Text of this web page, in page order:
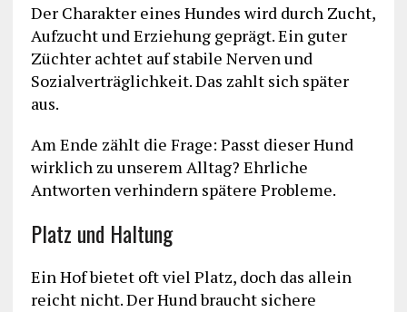
Der Charakter eines Hundes wird durch Zucht,
Aufzucht und Erziehung geprägt. Ein guter
Züchter achtet auf stabile Nerven und
Sozialverträglichkeit. Das zahlt sich später
aus.
Am Ende zählt die Frage: Passt dieser Hund
wirklich zu unserem Alltag? Ehrliche
Antworten verhindern spätere Probleme.
Platz und Haltung
Ein Hof bietet oft viel Platz, doch das allein
reicht nicht. Der Hund braucht sichere